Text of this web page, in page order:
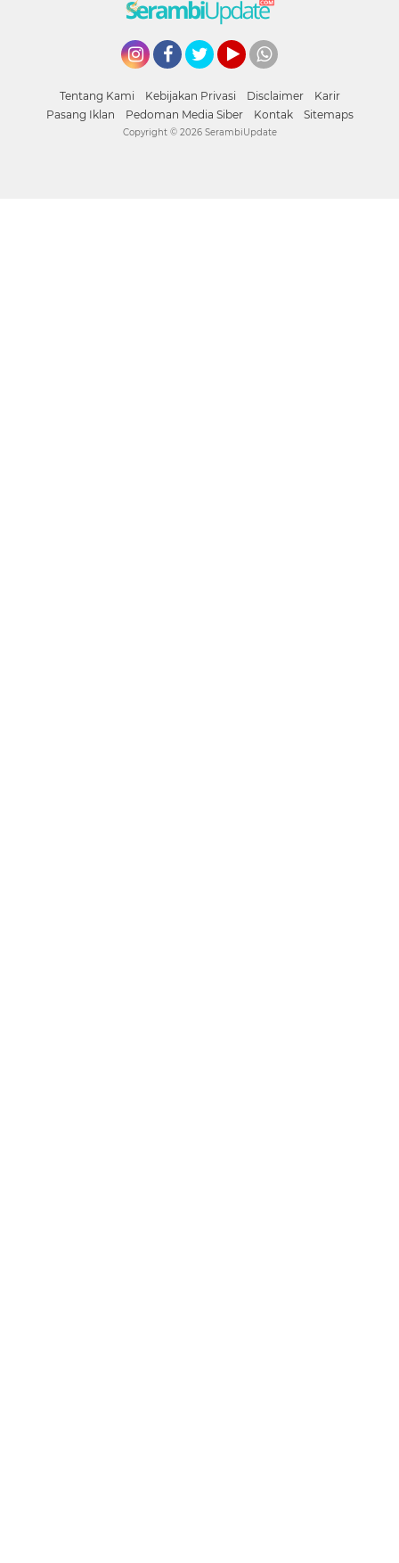
Tentang Kami Kebijakan Privasi Disclaimer
Karir
Pasang Iklan
Pedoman Media Siber Kontak Sitemaps
Copyright © 2026 SerambiUpdate